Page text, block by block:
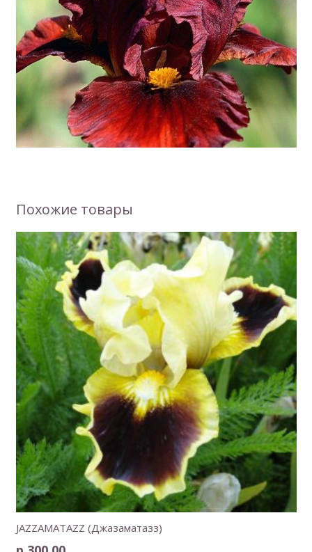
Похожие товары
JAZZAMATAZZ (Джазаматазз)